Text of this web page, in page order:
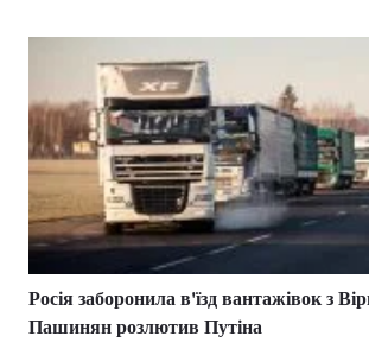
Лонгріди
Відео з Youtube Статті
Інтерв'ю Думки
Архів Вакансії
Росія заборонила в'їзд вантажівок з
Пашинян розлютив Путіна